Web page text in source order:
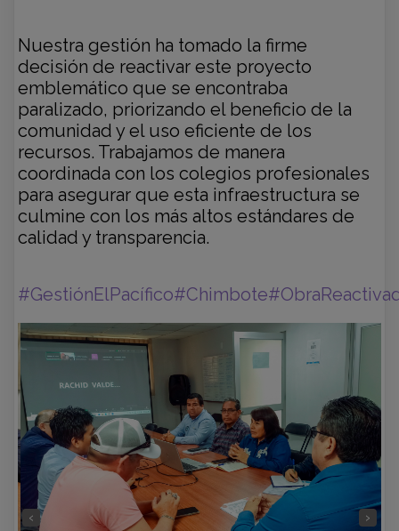
Nuestra gestión ha tomado la firme
decisión de reactivar este proyecto
emblemático que se encontraba
paralizado, priorizando el beneficio de la
comunidad y el uso eficiente de los
recursos. Trabajamos de manera
coordinada con los colegios profesionales
para asegurar que esta infraestructura se
culmine con los más altos estándares de
calidad y transparencia.
#GestiónElPacífico#Chimbote
‹ ›